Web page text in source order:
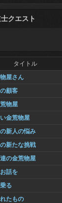
クエスト
タイトル
屋さん
顧客
物屋
金荒物屋
新人の悩み
新たな挑戦
の金荒物屋
話を
る
たもの